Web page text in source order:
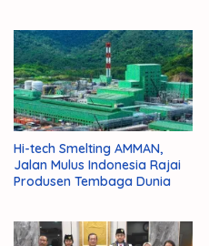
Hi-tech Smelting AMMAN,
Jalan Mulus Indonesia Rajai
Produsen Tembaga Dunia